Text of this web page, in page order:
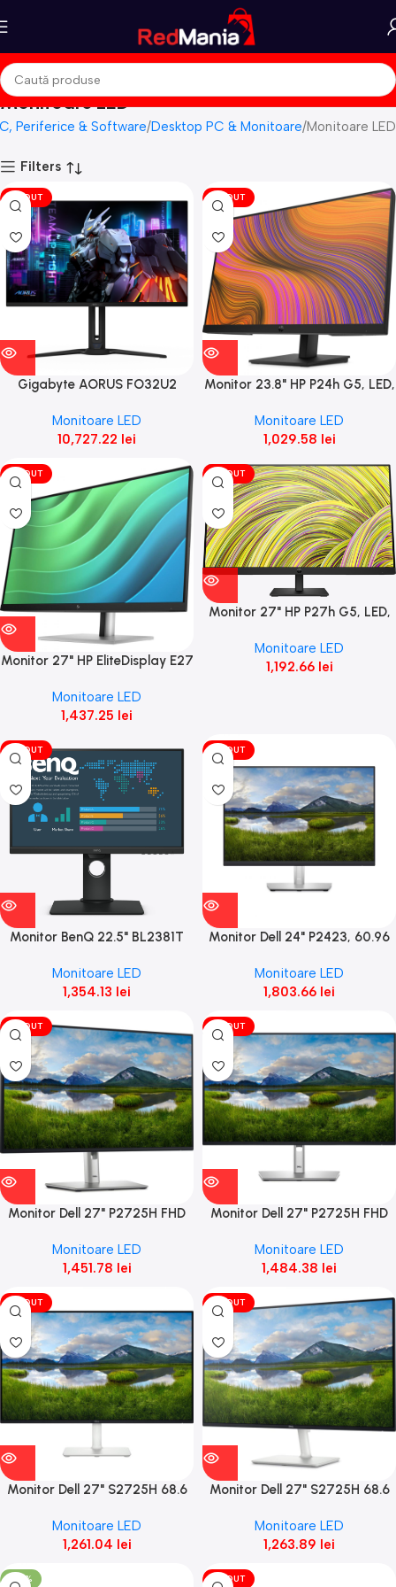
Monitoare LED
Periferice & Software Desktop PC & Monitoare Monitoare LED
Filters
VÎNDUT
Gigabyte AORUS FO32U2
31.5", 699.48 x 394.73
Monitoare LED
10,727.22 lei
VÎNDUT
Monitor 23.8" HP P24h G5, LED,
Monitoare LED
1,029.58 lei
VÎNDUT
Monitor 27" HP EliteDisplay E27
Monitoare LED
1,437.25 lei
VÎNDUT
Monitor 27" HP P27h G5, LED,
Monitoare LED
1,192.66 lei
VÎNDUT
Monitor BenQ 22.5" BL2381T
Monitoare LED
1,354.13 lei
VÎNDUT
Monitor Dell 24" P2423, 60.96
Monitoare LED
1,803.66 lei
VÎNDUT
Monitor Dell 27" P2725H FHD
Warranty
Monitoare LED
1,451.78 lei
VÎNDUT
Monitor Dell 27" P2725H FHD
Warranty
Monitoare LED
1,484.38 lei
VÎNDUT
Monitor Dell 27" S2725H 68.6
Monitoare LED
1,261.04 lei
VÎNDUT
Monitor Dell 27" S2725H 68.6
Monitoare LED
1,263.89 lei
-35% VÎNDUT